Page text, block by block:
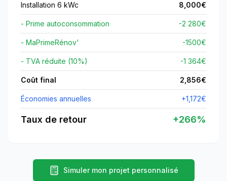
Installation 6 kWc 8,000€
- Prime autoconsommation -2 280€
- MaPrimeRénov' -1500€
- TVA réduite (10%) -1 364€
Coût final 2,856€
Économies annuelles +1,172€
Taux de retour +266%
Simuler mon projet personnalisé